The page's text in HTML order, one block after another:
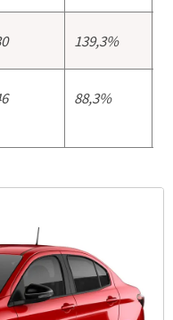
139,3%
88,3%